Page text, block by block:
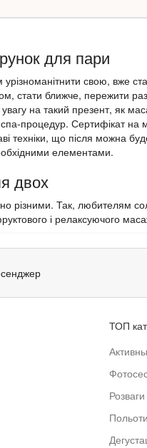
для пари
урізноманітнити свою, вже
стати ближче, пережити
на такий презент, як
спа-процедур. Сертифікат
техніки, що після можна
елементами.
двох
різними. Так, любителям
і релаксуючого
ТОП
Польоти